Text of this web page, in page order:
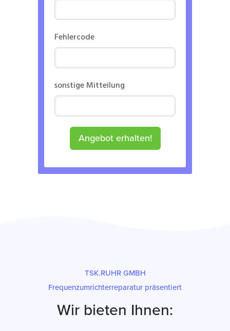
Fehlercode
sonstige Mitteilung
Angebot erhalten!
TSK.RUHR GMBH
Frequenzumrichterreparatur präsentiert
Wir bieten Ihnen: